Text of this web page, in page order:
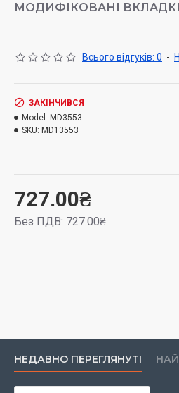
зворотного боку розташований магніт.
МОДИФІКОВАНІ
Всього відгуків: 0 -
727.00₴
Без ПДВ: 727.00₴
ЗАКІНЧИВСЯ
Model: MD3553
SKU: MD13553
НЕДАВНО ПЕРЕГЛЯНУТІ